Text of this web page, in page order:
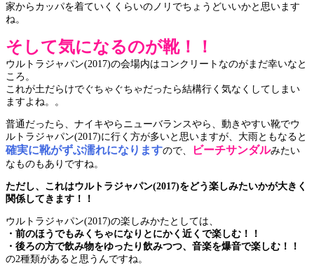
家からカッパを着ていくくらいのノリでちょうどいいかと思います
ね。
そして気になるのが靴！！
ウルトラジャパン(2017)の会場内はコンクリートなのがまだ幸いなと
ころ。
これが土だらけでぐちゃぐちゃだったら結構行く気なくしてしまい
ますよね。。
普通だったら、ナイキやらニューバランスやら、動きやすい靴でウ
ルトラジャパン(2017)に行く方が多いと思いますが、大雨ともなると
確実に靴がずぶ濡れになりますので、 ビーチサンダルみたい
なものもありですね。
ただし、これはウルトラジャパン(2017)をどう楽しみたいかが大きく
関係してきます！！
ウルトラジャパン(2017)の楽しみかたとしては、
・前のほうでもみくちゃになりとにかく近くで楽しむ！！
・後ろの方で飲み物をゆったり飲みつつ、音楽を爆音で楽しむ！！
の2種類があると思うんですね。